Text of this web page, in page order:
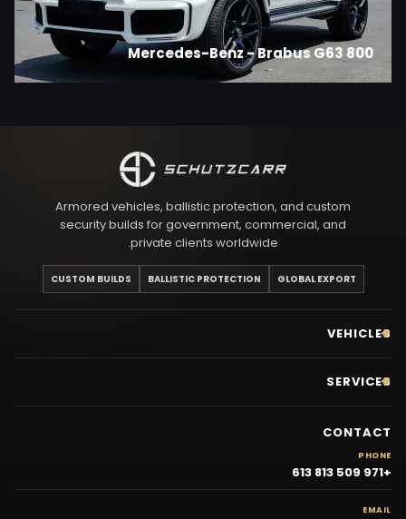
Mercedes-Benz - Brabus G63 800
Armored vehicles, ballistic protection, and custom
security builds for government, commercial, and
private clients worldwide.
GLOBAL EXPORT
BALLISTIC PROTECTION
CUSTOM BUILDS
VEHICLES
SERVICES
CONTACT
PHONE
+971 509 813 613
EMAIL